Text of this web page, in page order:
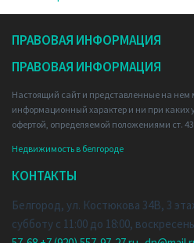
ПРАВОВАЯ ИНФОРМАЦИЯ
ПРАВОВАЯ ИНФОРМАЦИЯ
Настоящий сайт и представленные на нем
информационный характер и ни при каких
офертой, определяемой положениями ст.
Недвижимость в белгороде
КОНТАКТЫ
Белгород, ул. Костюкова 34В, 3
субботу с 11:00 до 18:00,